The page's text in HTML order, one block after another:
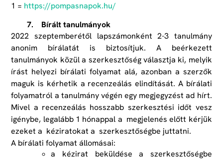
1 = https://​pompasnapok​.hu/
7. Bírált tanulmányok
2022 szeptemberétől lapszámonként 2-3 tanulmány
anonim bírálatát is biztosítjuk. A beérkezett
tanulmányok közül a szerkesztőség választja ki, melyik
írást helyezi bírálati folyamat alá, azonban a szerzők
maguk is kérhetik a recenzeálás elindítását. A bírálati
folyamatról a tanulmány végén egy megjegyzést ad hírt.
Mivel a recenzeálás hosszabb szerkesztési időt vesz
igénybe, legalább 1 hónappal a megjelenés előtt kérjük
ezeket a kéziratokat a szerkesztőségbe juttatni.
A bírálati folyamat állomásai:
a kézirat beküldése a szerkesztőségbe